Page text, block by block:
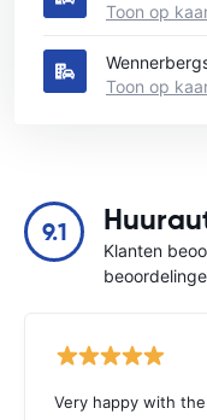
Toon op
Toon op
9.1
Klanten
Very happy with